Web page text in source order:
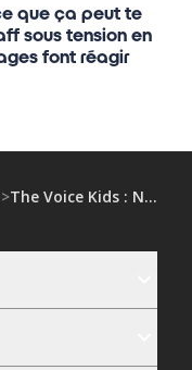
que ça peut te
sous tension en
font réagir
> The Voice Kids : Nolwenn Leroy endosse le rôle de coach pour la première fois